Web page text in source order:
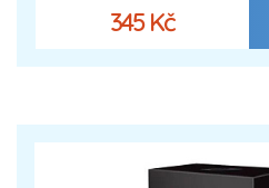
345 Kč